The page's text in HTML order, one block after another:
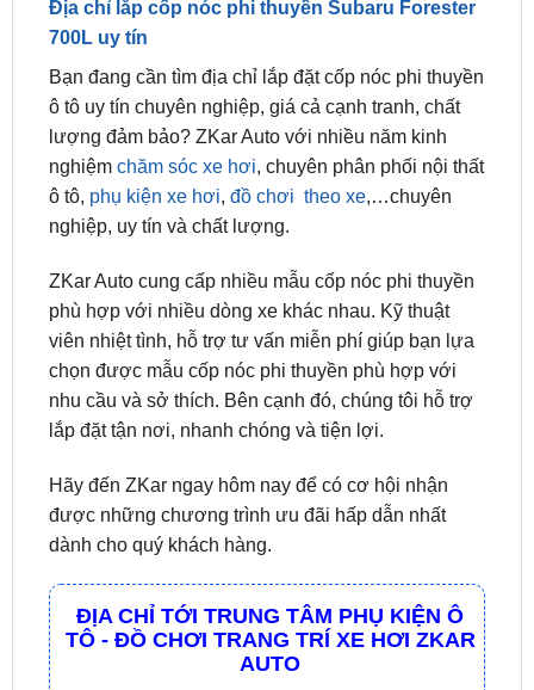
Bạn đang cần tìm địa chỉ lắp đặt cốp nóc phi thuyền
ô tô uy tín chuyên nghiệp, giá cả cạnh tranh, chất
lượng đảm bảo? ZKar Auto với nhiều năm kinh
nghiệmchăm sóc xe hơi, chuyên phân phối nội thất
ô tô,phụ kiện xe hơi,đồ chơi theo xe ,…chuyên
nghiệp, uy tín và chất lượng.
ZKar Auto cung cấp nhiều mẫu cốp nóc phi thuyền
viên nhiệt tình, hỗ trợ tư vấn miễn phí giúp bạn lựa
chọn được mẫu cốp nóc phi thuyền phù hợp với
nhu cầu và sở thích. Bên cạnh đó, chúng tôi hỗ trợ
lắp đặt tận nơi, nhanh chóng và tiện lợi.
Hãy đến ZKar ngay hôm nay để có cơ hội nhận
dành cho quý khách hàng.
ĐỊA CHỈ TỚI TRUNG TÂM PHỤ KIỆN Ô
TÔ - ĐỒ CHƠI TRANG TRÍ XE HƠI ZKAR
☎Bấm vào để gọi Tổng Đài Hotline 1:☎ 0949 60
0987 801 029